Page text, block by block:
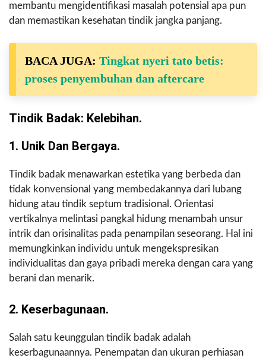
membantu mengidentifikasi masalah potensial apa pun
dan memastikan kesehatan tindik jangka panjang.
BACA JUGA: Tingkat nyeri tato betis:
proses penyembuhan dan aftercare
Tindik Badak: Kelebihan.
1. Unik Dan Bergaya.
Tindik badak menawarkan estetika yang berbeda dan
tidak konvensional yang membedakannya dari lubang
hidung atau tindik septum tradisional. Orientasi
vertikalnya melintasi pangkal hidung menambah unsur
intrik dan orisinalitas pada penampilan seseorang. Hal ini
memungkinkan individu untuk mengekspresikan
individualitas dan gaya pribadi mereka dengan cara yang
berani dan menarik.
2. Keserbagunaan.
Salah satu keunggulan tindik badak adalah
keserbagunaannya. Penempatan dan ukuran perhiasan